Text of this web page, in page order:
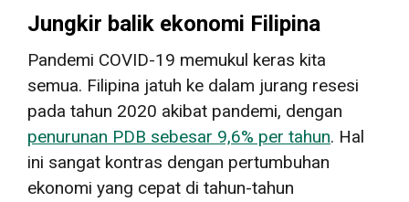
Jungkir balik ekonomi Filipina
Pandemi COVID-19 memukul keras kita
semua. Filipina jatuh ke dalam jurang resesi
pada tahun 2020 akibat pandemi, dengan
penurunan PDB sebesar 9,6% per tahun. Hal
ini sangat kontras dengan pertumbuhan
ekonomi yang cepat di tahun-tahun